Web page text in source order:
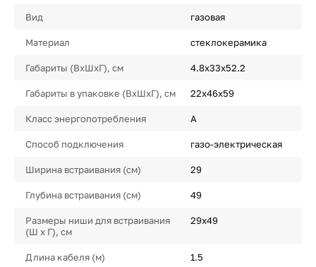
Вид газовая
Материал стеклокерамика
Габариты (ВхШхГ), см 4.8х33х52.2
Габариты в упаковке (ВхШхГ), см 22х46х59
Класс энергопотребления A
Способ подключения газо-электрическая
Ширина встраивания (см) 29
Глубина встраивания (см) 49
Размеры ниши для встраивания
(Ш х Г), см
29х49
Длина кабеля (м) 1.5